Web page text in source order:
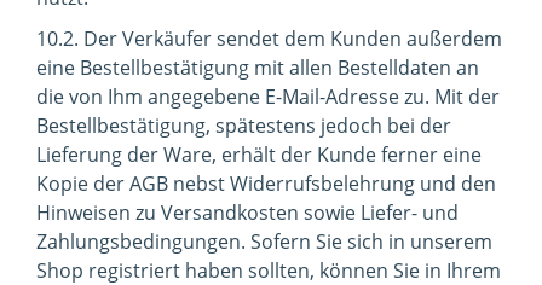
10.2. Der Verkäufer sendet dem Kunden außerdem
eine Bestellbestätigung mit allen Bestelldaten an
die von Ihm angegebene E-Mail-Adresse zu. Mit der
Bestellbestätigung, spätestens jedoch bei der
Lieferung der Ware, erhält der Kunde ferner eine
Kopie der AGB nebst Widerrufsbelehrung und den
Hinweisen zu Versandkosten sowie Liefer- und
Zahlungsbedingungen. Sofern Sie sich in unserem
Shop registriert haben sollten, können Sie in Ihrem